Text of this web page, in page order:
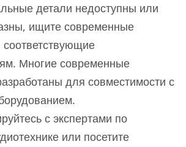
детали недоступны или
ищите современные
Многие современные
для совместимости с
с экспертами по
или посетите